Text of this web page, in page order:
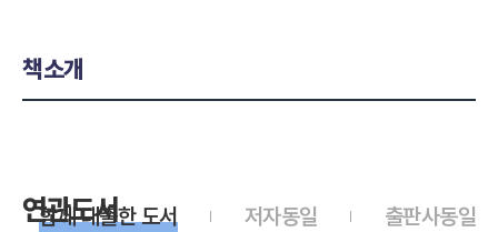
책소개
연관도서 출판사동일
저자동일
함께 대출한 도서